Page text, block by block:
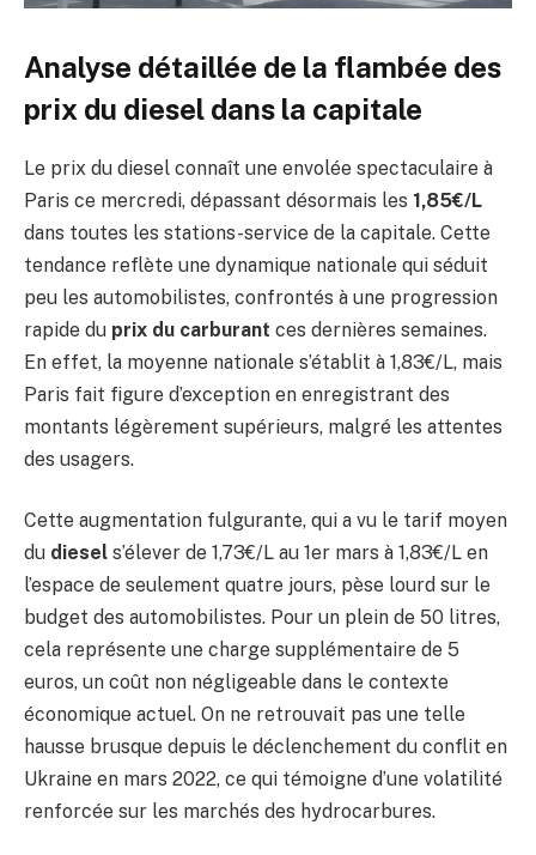
Analyse détaillée de la flambée des
prix du diesel dans la capitale
Le prix du diesel connaît une envolée spectaculaire à
Paris ce mercredi, dépassant désormais les 1,85€/L
dans toutes les stations-service de la capitale. Cette
tendance reflète une dynamique nationale qui séduit
peu les automobilistes, confrontés à une progression
rapide du prix du carburant ces dernières semaines.
En effet, la moyenne nationale s’établit à 1,83€/L, mais
Paris fait figure d’exception en enregistrant des
montants légèrement supérieurs, malgré les attentes
des usagers.
Cette augmentation fulgurante, qui a vu le tarif moyen
du diesel s’élever de 1,73€/L au 1er mars à 1,83€/L en
l’espace de seulement quatre jours, pèse lourd sur le
budget des automobilistes. Pour un plein de 50 litres,
cela représente une charge supplémentaire de 5
euros, un coût non négligeable dans le contexte
économique actuel. On ne retrouvait pas une telle
hausse brusque depuis le déclenchement du conflit en
Ukraine en mars 2022, ce qui témoigne d’une volatilité
renforcée sur les marchés des hydrocarbures.